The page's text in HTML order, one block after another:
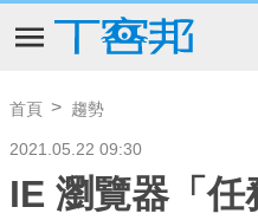
首頁 趨勢
2021.05.22 09:30
IE 瀏覽器「